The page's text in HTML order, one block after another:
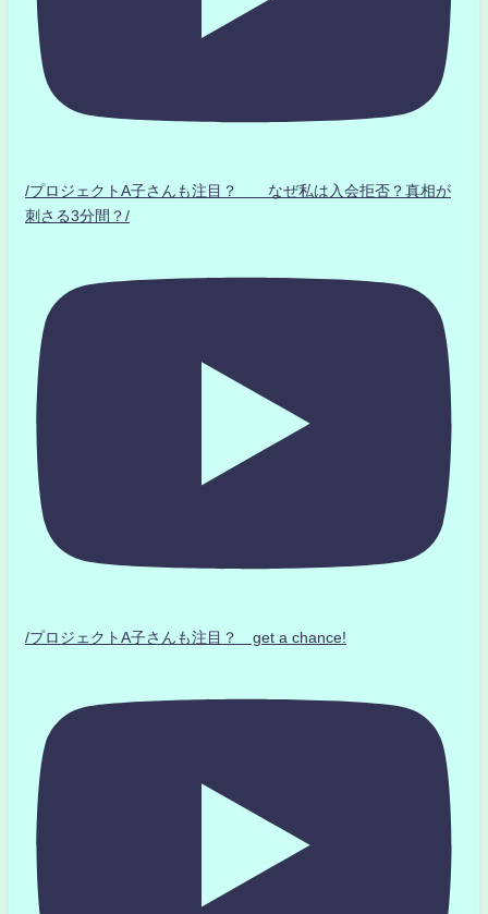
/プロジェクトA子さんも注目？ なぜ私は入会拒否？真相が
刺さる3分間？/
/プロジェクトA子さんも注目？ get a chance!